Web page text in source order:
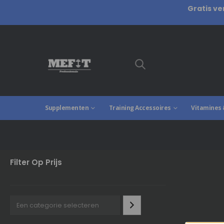
Gratis
Supplementen Training Accessoires Vitamines
Filter Op Prijs